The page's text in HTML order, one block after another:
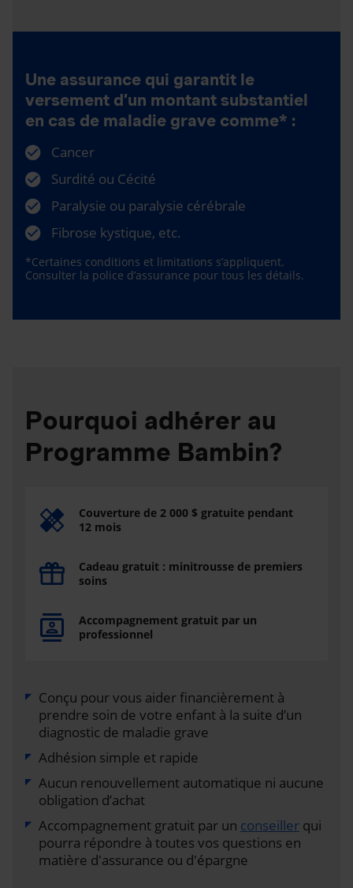
Une assurance qui garantit le
versement d’un montant substantiel
en cas de maladie grave comme* :
Cancer
Surdité ou Cécité
Paralysie ou paralysie cérébrale
Fibrose kystique, etc.
*Certaines conditions et limitations s’appliquent.
Consulter la police d’assurance pour tous les détails.
Pourquoi adhérer au
Programme Bambin?
Couverture de 2 000 $ gratuite pendant
12 mois
Cadeau gratuit : minitrousse de premiers
soins
Accompagnement gratuit par un
professionnel
Conçu pour vous aider financièrement à
prendre soin de votre enfant à la suite d’un
diagnostic de maladie grave
Adhésion simple et rapide
Aucun renouvellement automatique ni aucune
obligation d’achat
Accompagnement gratuit par un conseiller qui
pourra répondre à toutes vos questions en
matière d'assurance ou d'épargne